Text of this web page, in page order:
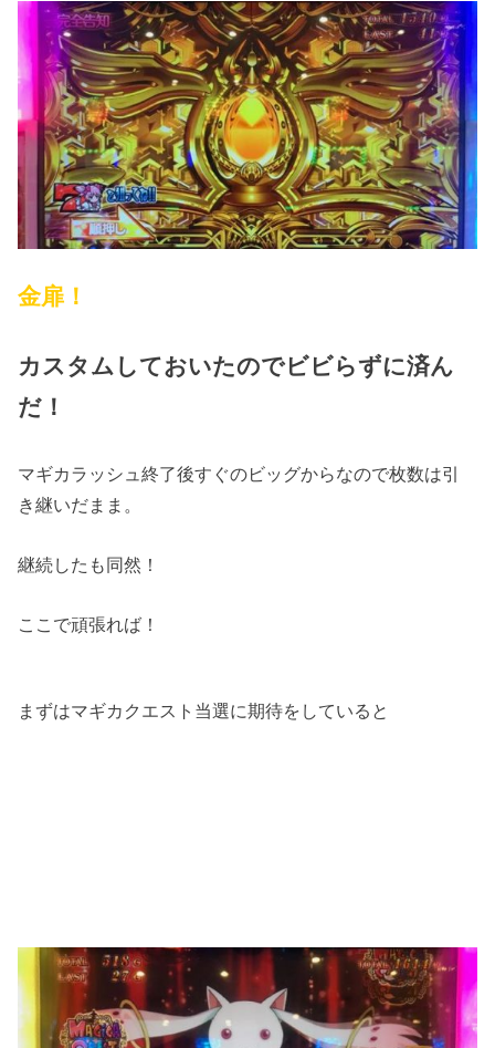
金扉！
カスタムしておいたのでビビらずに済ん
だ！
マギカラッシュ終了後すぐのビッグからなので枚数は引
き継いだまま。
継続したも同然！
ここで頑張れば！
まずはマギカクエスト当選に期待をしていると